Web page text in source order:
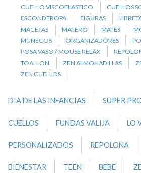
CUELLO VISCOELASTICO
CUELLOS
ESCONDEROPA
FIGURAS
MACETAS
MATERO MATES
MUÑECOS
ORGANIZADORES
POSA VASO / MOUSE RELAX
TOALLON
ZEN ALMOHADILLAS
ZEN CUELLOS
DIA DE LAS INFANCIAS SUPER
CUELLOS FUNDAS VALIJA LO
PERSONALIZADOS REPOLONA
BIENESTAR TEEN BEBE